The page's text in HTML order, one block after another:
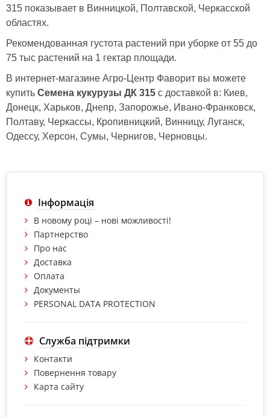
315 показывает в Винницкой, Полтавской, Черкасской
областях.
Рекомендованная густота растений при уборке от 55 до
75 тыс растений на 1 гектар площади.
В интернет-магазине Агро-Центр Фаворит вы можете
купить Семена кукурузы ДК 315 с доставкой в: Киев,
Донецк, Харьков, Днепр, Запорожье, Ивано-Франковск,
Полтаву, Черкассы, Кропивницкий, Винницу, Луганск,
Одессу, Херсон, Сумы, Чернигов, Черновцы.
Інформація
В новому році – нові можливості!
Партнерство
Про нас
Доставка
Оплата
Документы
PERSONAL DATA PROTECTION
Служба підтримки
Контакти
Повернення товару
Карта сайту